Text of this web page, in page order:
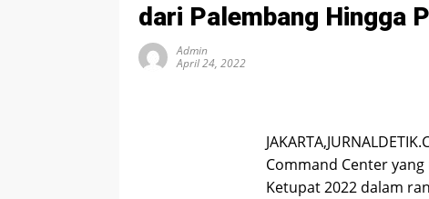
dari Palembang Hingga
Admin
April 24, 2022
Command Center
Ketupat 2022 dalam